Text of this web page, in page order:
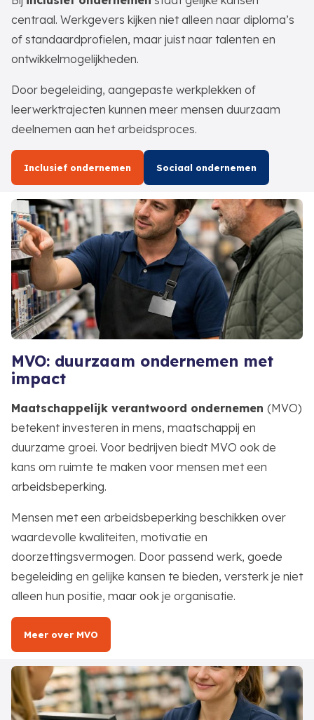
centraal. Werkgevers kijken niet alleen naar diploma’s
of standaardprofielen, maar juist naar talenten en
ontwikkelmogelijkheden.
Door begeleiding, aangepaste werkplekken of
leerwerktrajecten kunnen meer mensen duurzaam
deelnemen aan het arbeidsproces.
Inclusief ondernemen Sociaal ondernemen
MVO: duurzaam ondernemen met
impact
Maatschappelijk verantwoord ondernemen (MVO)
betekent investeren in mens, maatschappij en
duurzame groei. Voor bedrijven biedt MVO ook de
kans om ruimte te maken voor mensen met een
arbeidsbeperking.
Mensen met een arbeidsbeperking beschikken over
waardevolle kwaliteiten, motivatie en
doorzettingsvermogen. Door passend werk, goede
begeleiding en gelijke kansen te bieden, versterk je niet
alleen hun positie, maar ook je organisatie.
Meer over MVO